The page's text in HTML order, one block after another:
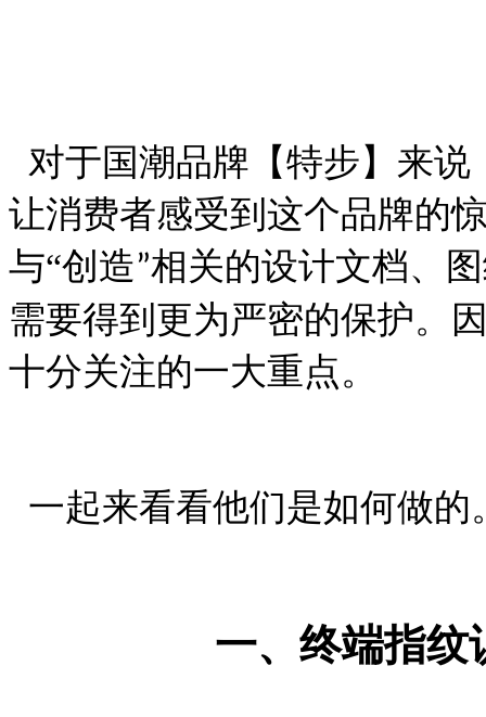
对于国潮品牌【特步】来
让消费者感受到这个品牌的
与“创造”相关的设计文档、
需要得到更为严密的保护。
十分关注的一大重点。
一起来看看他们是如何做的
一、终端指纹